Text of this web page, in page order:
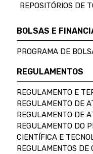
REPOSITÓRIOS DE
BOLSAS E
PROGRAMA DE
REGULAMENTOS
REGULAMENTO E
REGULAMENTO DE
REGULAMENTO DE
REGULAMENTO DO
CIENTÍFICA E
REGULAMENTOS DE